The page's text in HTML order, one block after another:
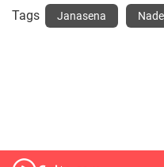
Tags Janasena